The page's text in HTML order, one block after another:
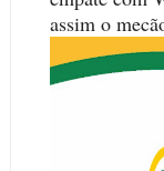
assim o